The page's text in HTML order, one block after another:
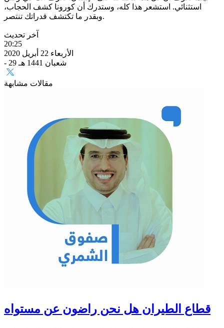
استثنائي. استشعر هذا كله، وستدرك أن كورونا كشف الحجاب،
وبقدر ما تكتشف قدراتك تنتصر.
آخر تحديث
20:25
الأربعاء 22 أبريل 2020
- 29 شعبان 1441 هـ
مقالات مشابهة
قطاع الطيران هل نحن راضون عن مستواه